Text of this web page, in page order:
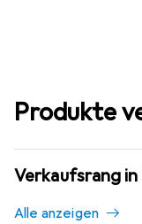
Produkte
Verkaufsrang
Alle anzeigen